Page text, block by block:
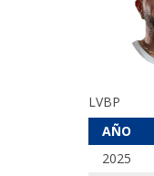
LVBP
AÑO
2025